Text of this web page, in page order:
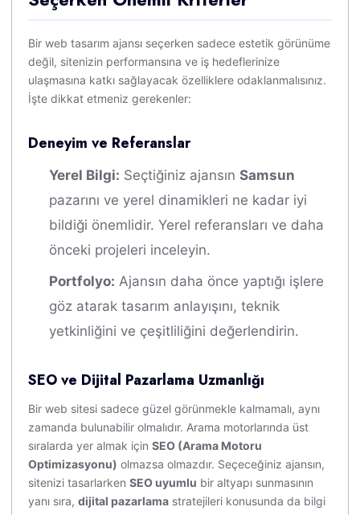
Bir web tasarım ajansı seçerken sadece estetik görünüme
değil, sitenizin performansına ve iş hedeflerinize
ulaşmasına katkı sağlayacak özelliklere odaklanmalısınız.
İşte dikkat etmeniz gerekenler:
Deneyim ve Referanslar
Yerel Bilgi: Seçtiğiniz ajansın Samsun
pazarını ve yerel dinamikleri ne kadar iyi
bildiği önemlidir. Yerel referansları ve daha
önceki projeleri inceleyin.
Portfolyo: Ajansın daha önce yaptığı işlere
göz atarak tasarım anlayışını, teknik
yetkinliğini ve çeşitliliğini değerlendirin.
SEO ve Dijital Pazarlama Uzmanlığı
Bir web sitesi sadece güzel görünmekle kalmamalı, aynı
zamanda bulunabilir olmalıdır. Arama motorlarında üst
sıralarda yer almak için SEO (Arama Motoru
Optimizasyonu) olmazsa olmazdır. Seçeceğiniz ajansın,
sitenizi tasarlarken SEO uyumlu bir altyapı sunmasının
yanı sıra, dijital pazarlama stratejileri konusunda da bilgi